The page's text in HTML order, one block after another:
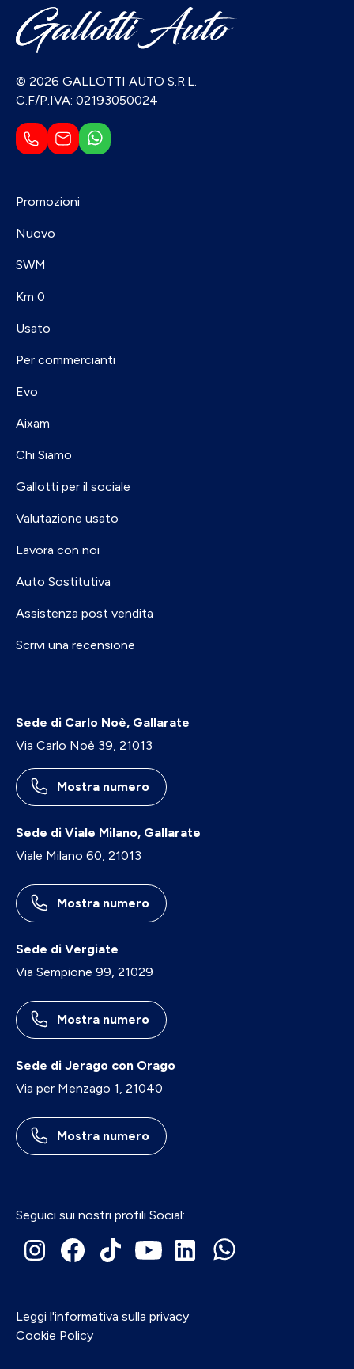
© 2026 GALLOTTI AUTO S.R.L.
C.F/P.IVA: 02193050024
Promozioni
Nuovo
SWM
Km 0
Usato
Per commercianti
Evo
Aixam
Chi Siamo
Gallotti per il sociale
Valutazione usato
Lavora con noi
Auto Sostitutiva
Assistenza post vendita
Scrivi una recensione
Sede di Carlo Noè, Gallarate
Via Carlo Noè 39, 21013
Mostra numero
Sede di Viale Milano, Gallarate
Viale Milano 60, 21013
Mostra numero
Sede di Vergiate
Via Sempione 99, 21029
Mostra numero
Sede di Jerago con Orago
Via per Menzago 1, 21040
Mostra numero
Seguici sui nostri profili Social:
Leggi l'informativa sulla privacy
Cookie Policy